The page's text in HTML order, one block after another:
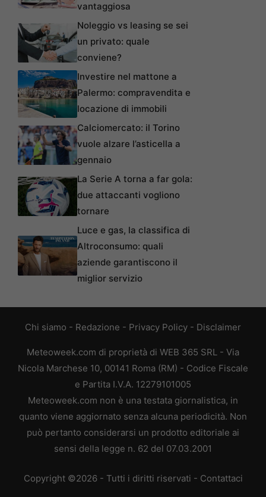
vantaggiosa
Noleggio vs leasing se sei
un privato: quale
conviene?
Investire nel mattone a
Palermo: compravendita e
locazione di immobili
Calciomercato: il Torino
vuole alzare l’asticella a
gennaio
La Serie A torna a far gola:
due attaccanti vogliono
tornare
Luce e gas, la classifica di
Altroconsumo: quali
aziende garantiscono il
miglior servizio
Chi siamo - Redazione - Privacy Policy - Disclaimer
Meteoweek.com di proprietà di WEB 365 SRL - Via
Nicola Marchese 10, 00141 Roma (RM) - Codice Fiscale
e Partita I.V.A. 12279101005
Meteoweek.com non è una testata giornalistica, in
quanto viene aggiornato senza alcuna periodicità. Non
può pertanto considerarsi un prodotto editoriale ai
sensi della legge n. 62 del 07.03.2001
Copyright ©2026 - Tutti i diritti riservati - Contattaci